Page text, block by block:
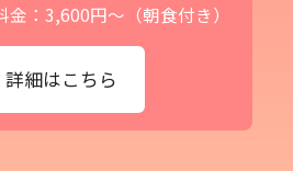
金：3,600円～（朝食付き）
詳細はこちら